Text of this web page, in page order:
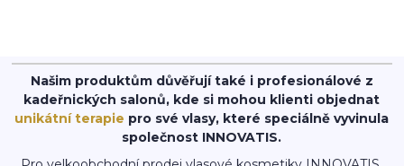
Našim produktům důvěřují také i profesionálové z
kadeřnických salonů, kde si mohou klienti objednat
unikátní terapie pro své vlasy, které speciálně vyvinula
společnost INNOVATIS.